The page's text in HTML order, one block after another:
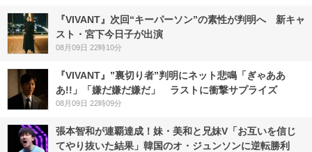
『VIVANT』次回“キーパーソン”の素性が判明へ 新キャ
スト・宮下今日子が出演
08月09日 22時10分
『VIVANT』”裏切り者”判明にネット悲鳴「ぎゃああ
あ!!」「嫌だ嫌だ嫌だ」 ラストに衝撃サプライズ
08月09日 22時09分
張本智和が連覇達成！妹・美和と兄妹V「お互いを信じ
てやり抜いた結果」韓国のオ・ジュンソンに逆転勝利